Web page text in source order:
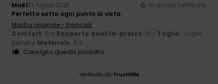
Maël21. luglio 2026
Acquisto verificato
Perfetto sotto ogni punto di vista
Mostra originale - Français
Comfort: 5/5 Rapporto qualità-prezzo: 5/5 Taglia: Taglia
perfetta Materiale: 5/5
Consiglio questo prodotto
Verificato da TrustVille